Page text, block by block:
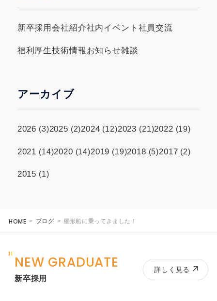
新卒採用会社紹介社内イベント 社員交流
福利厚生技術情報 お知らせ雑談
アーカイブ
2026 (3)2025 (2)2024 (12)2023 (21)2022 (19)
2021 (14)2020 (14)2019 (19)2018 (5)2017 (2)
2015 (1)
HOME ブログ 屋形船に乗ってきました！
NEW GRADUATE
新卒採用
詳しく見る